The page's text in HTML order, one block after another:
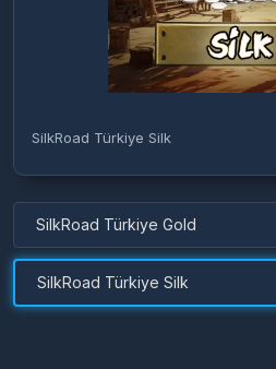
SilkRoad Türkiye Silk
SilkRoad Türkiye Gold
SilkRoad Türkiye Silk